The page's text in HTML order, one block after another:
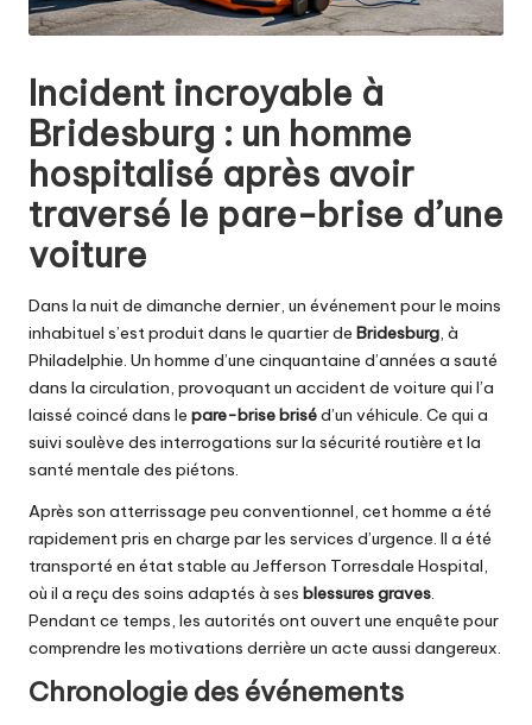
Incident incroyable à
Bridesburg : un homme
hospitalisé après avoir
traversé le pare-brise d’une
voiture
Dans la nuit de dimanche dernier, un événement pour le moins
inhabituel s’est produit dans le quartier de Bridesburg, à
Philadelphie. Un homme d’une cinquantaine d’années a sauté
dans la circulation, provoquant un accident de voiture qui l’a
laissé coincé dans le pare-brise briséd’un véhicule. Ce qui a
suivi soulève des interrogations sur la sécurité routière et la
santé mentale des piétons.
Après son atterrissage peu conventionnel, cet homme a été
rapidement pris en charge par les services d’urgence. Il a été
transporté en état stable au Jefferson Torresdale Hospital,
où il a reçu des soins adaptés à ses blessures graves.
Pendant ce temps, les autorités ont ouvert une enquête pour
comprendre les motivations derrière un acte aussi dangereux.
Chronologie des événements